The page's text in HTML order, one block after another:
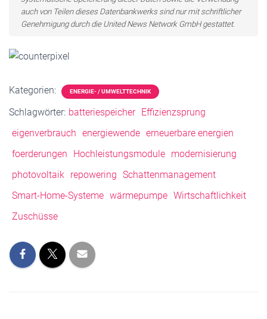
auch von Teilen dieses Datenbankwerks sind nur mit schriftlicher
Genehmigung durch die United News Network GmbH gestattet.
Kategorien: ENERGIE- / UMWELTTECHNIK
Schlagwörter: batteriespeicher
Effizienzsprung
eigenverbrauch energiewende erneuerbare energien
foerderungen
Hochleistungsmodule modernisierung
photovoltaik repowering Schattenmanagement
Smart-Home-Systeme wärmepumpe Wirtschaftlichkeit
Zuschüsse